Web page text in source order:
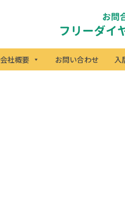
お問
フリーダイ
会社概要 お問い合わせ 入